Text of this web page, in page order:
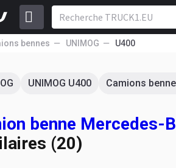
bennes UNIMOG U400
UNIMOG U400 Camions
benne Mercedes-
(20)